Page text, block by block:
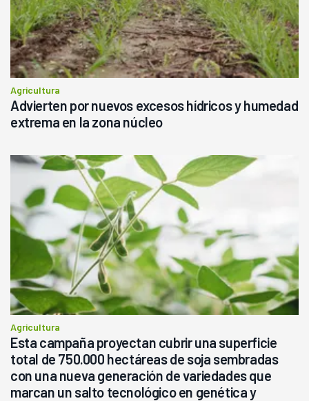
Agricultura
Advierten por nuevos excesos hídricos y humedad
extrema en la zona núcleo
Agricultura
Esta campaña proyectan cubrir una superficie
total de 750.000 hectáreas de soja sembradas
con una nueva generación de variedades que
marcan un salto tecnológico en genética y